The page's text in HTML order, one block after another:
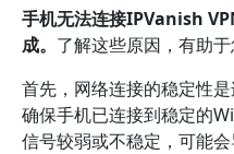
手机无法连接IPVanish
成。 了解这些原因，有助于
首先，网络连接的稳定性
确保手机已连接到稳定的
信号较弱或不稳定，可能